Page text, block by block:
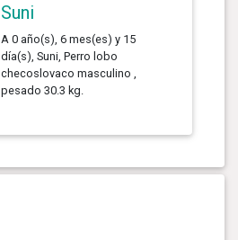
Suni
A 0 año(s), 6 mes(es) y 15
día(s), Suni, Perro lobo
checoslovaco masculino ,
pesado 30.3 kg.